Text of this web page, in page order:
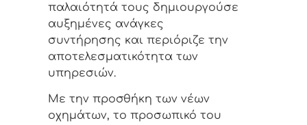
παλαιότητά τους δημιουργούσε
αυξημένες ανάγκες
συντήρησης και περιόριζε την
αποτελεσματικότητα των
υπηρεσιών.
Με την προσθήκη των νέων
οχημάτων, το προσωπικό του